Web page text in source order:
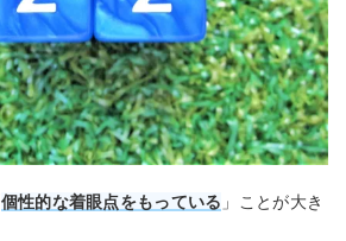
個性的な着眼点をもっている 」ことが大き